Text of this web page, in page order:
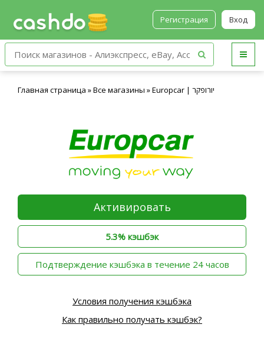
Регистрация Вход
Главная страница »Все магазины » Europcar | יורופקר
Активировать
5.3% кэшбэк
‫Подтверждение кэшбэка в течение 24 часов
Условия получения кэшбэка
Как правильно получать кэшбэк?